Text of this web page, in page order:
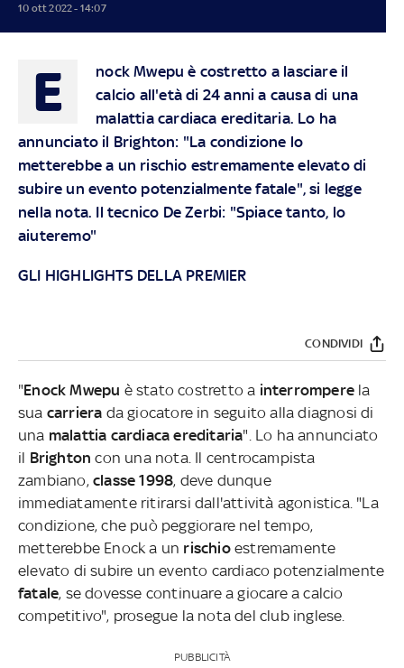
10 ott 2022 - 14:07
E
nock Mwepu è costretto a lasciare il
calcio all'età di 24 anni a causa di una
malattia cardiaca ereditaria. Lo ha
annunciato il Brighton: "La condizione lo
metterebbe a un rischio estremamente elevato di
subire un evento potenzialmente fatale", si legge
nella nota. Il tecnico De Zerbi: "Spiace tanto, lo
aiuteremo"
GLI HIGHLIGHTS DELLA PREMIER
CONDIVIDI
"Enock Mwepu è stato costretto a interrompere la
sua carriera da giocatore in seguito alla diagnosi di
una malattia cardiaca ereditaria". Lo ha annunciato
il Brighton con una nota. Il centrocampista
zambiano, classe 1998, deve dunque
immediatamente ritirarsi dall'attività agonistica. "La
condizione, che può peggiorare nel tempo,
metterebbe Enock a un rischioestremamente
elevato di subire un evento cardiaco potenzialmente
fatale, se dovesse continuare a giocare a calcio
competitivo", prosegue la nota del club inglese.
PUBBLICITÀ